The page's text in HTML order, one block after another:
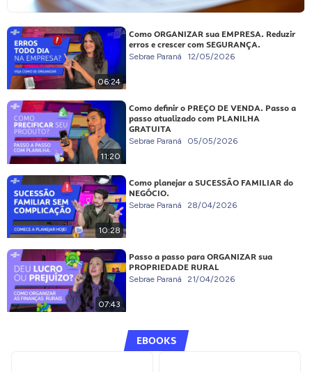
06:24
Como ORGANIZAR sua EMPRESA. Reduzir
erros e crescer com SEGURANÇA.
Sebrae Paraná 12/05/2026
11:20
Como definir o PREÇO DE VENDA. Passo a
passo atualizado com PLANILHA
GRATUITA
Sebrae Paraná 05/05/2026
10:28
Como planejar a SUCESSÃO FAMILIAR do
NEGÓCIO.
Sebrae Paraná 28/04/2026
07:43
Passo a passo para ORGANIZAR sua
PROPRIEDADE RURAL
Sebrae Paraná 21/04/2026
EBOOKS